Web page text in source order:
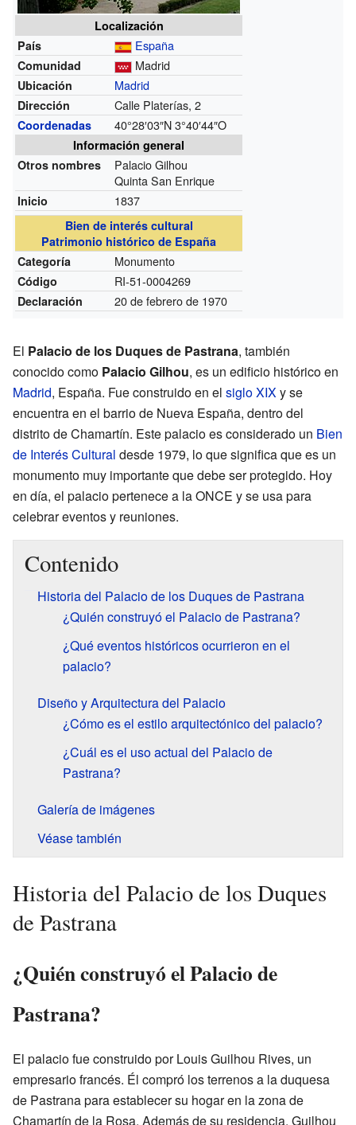
Localización
País
España
Comunidad Madrid
Ubicación Madrid
Dirección Calle Platerías, 2
Coordenadas 40°28′03″N3°40′44″O
Información general
Otros nombres
Palacio Gilhou
Quinta San Enrique
Inicio 1837
Bien de interés cultural
Patrimonio histórico de España
Categoría
Monumento
Código RI-51-0004269
Declaración 20 de febrero de 1970
El Palacio de los Duques de Pastrana, también
conocido como Palacio Gilhou, es un edificio histórico en
Madrid, España. Fue construido en el siglo XIXy se
encuentra en el barrio de Nueva España, dentro del
distrito de Chamartín. Este palacio es considerado un Bien
de Interés Cultural desde 1979, lo que significa que es un
monumento muy importante que debe ser protegido. Hoy
en día, el palacio pertenece a la ONCE y se usa para
celebrar eventos y reuniones.
Contenido
Historia del Palacio de los Duques de Pastrana
¿Quién construyó el Palacio de Pastrana?
¿Qué eventos históricos ocurrieron en el
palacio?
Diseño y Arquitectura del Palacio
¿Cómo es el estilo arquitectónico del palacio?
¿Cuál es el uso actual del Palacio de
Pastrana?
Galería de imágenes
Véase también
Historia del Palacio de los Duques
de Pastrana
¿Quién construyó el Palacio de
Pastrana?
El palacio fue construido por Louis Guilhou Rives, un
empresario francés. Él compró los terrenos a la duquesa
de Pastrana para establecer su hogar en la zona de
Chamartín de la Rosa. Además de su residencia, Guilhou